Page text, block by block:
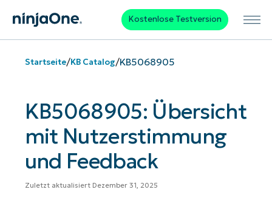
Kostenlose Testversion
Startseite/KB Catalog/KB5068905
KB5068905: Übersicht
mit Nutzerstimmung
und Feedback
Zuletzt aktualisiert Dezember 31, 2025